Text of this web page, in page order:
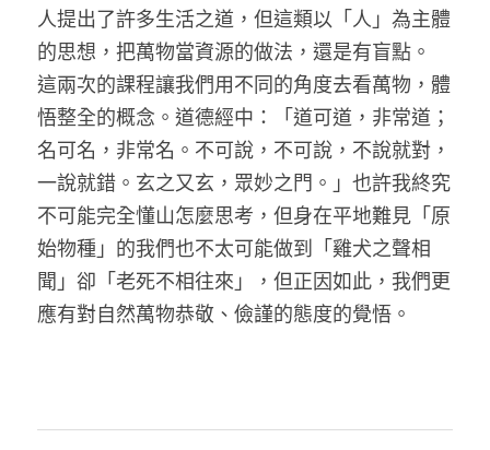
人提出了許多生活之道，但這類以「人」為主體
的思想，把萬物當資源的做法，還是有盲點。
這兩次的課程讓我們用不同的角度去看萬物，體
悟整全的概念。道德經中：「道可道，非常道；
名可名，非常名。不可說，不可說，不說就對，
一說就錯。玄之又玄，眾妙之門。」也許我終究
不可能完全懂山怎麼思考，但身在平地難見「原
始物種」的我們也不太可能做到「雞犬之聲相
聞」卻「老死不相往來」，但正因如此，我們更
應有對自然萬物恭敬、儉謹的態度的覺悟。